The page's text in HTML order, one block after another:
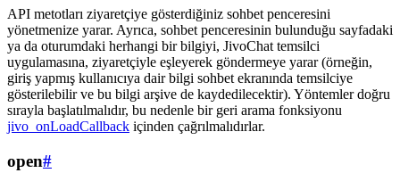
API metotları ziyaretçiye gösterdiğiniz sohbet penceresini
yönetmenize yarar. Ayrıca, sohbet penceresinin bulunduğu sayfadaki
ya da oturumdaki herhangi bir bilgiyi, JivoChat temsilci
uygulamasına, ziyaretçiyle eşleyerek göndermeye yarar (örneğin,
giriş yapmış kullanıcıya dair bilgi sohbet ekranında temsilciye
gösterilebilir ve bu bilgi arşive de kaydedilecektir). Yöntemler doğru
sırayla başlatılmalıdır, bu nedenle bir geri arama fonksiyonu
jivo_onLoadCallback içinden çağrılmalıdırlar.
open#